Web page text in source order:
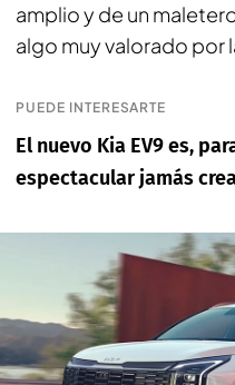
amplio y de un
algo muy valorado por
PUEDE INTERESARTE
El nuevo Kia EV9 es,
espectacular jamás